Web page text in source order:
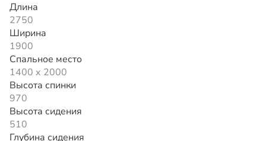
Длина
2750
Ширина
1900
Спальное место
1400 х 2000
Высота спинки
970
Высота сидения
510
Глубина сидения